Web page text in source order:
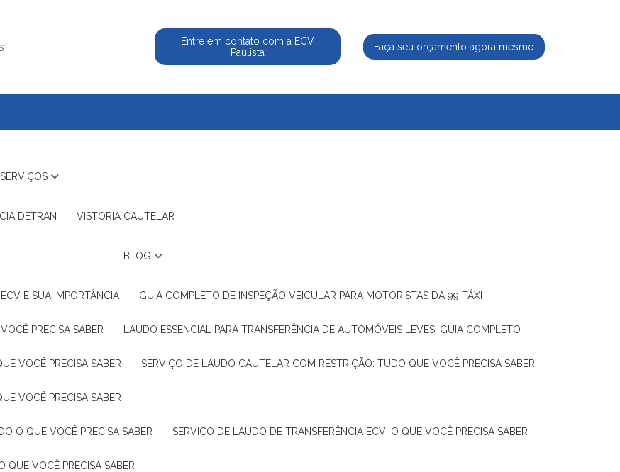
Entre em contato com a ECV
Paulista
Faça seu orçamento agora mesmo
SERVIÇOS
DETRAN VISTORIA CAUTELAR
BLOG
E SUA IMPORTÂNCIA GUIA COMPLETO DE INSPEÇÃO VEICULAR PARA MOTORISTAS DA 99 TÁXI
PRECISA SABER LAUDO ESSENCIAL PARA TRANSFERÊNCIA DE AUTOMÓVEIS LEVES: GUIA COMPLETO
VOCÊ PRECISA SABER SERVIÇO DE LAUDO CAUTELAR COM RESTRIÇÃO: TUDO QUE VOCÊ PRECISA SABER
VOCÊ PRECISA SABER
O QUE VOCÊ PRECISA SABER SERVIÇO DE LAUDO DE TRANSFERÊNCIA ECV: O QUE VOCÊ PRECISA SABER
QUE VOCÊ PRECISA SABER